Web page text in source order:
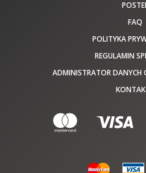
FAQ
POLITYKA
REGULAMIN
ADMINISTRATOR DANYCH